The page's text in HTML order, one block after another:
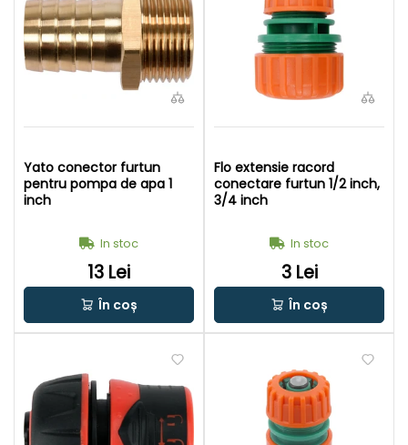
Yato conector furtun
pentru pompa de apa 1
inch
In stoc
13 Lei
În coș
Flo extensie racord
conectare furtun 1/2 inch,
3/4 inch
In stoc
3 Lei
În coș